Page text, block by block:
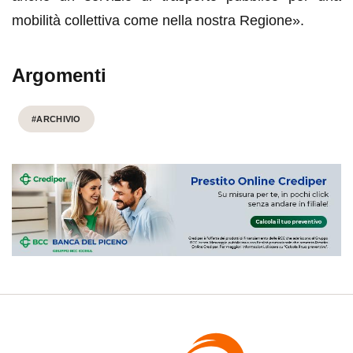
mobilità collettiva come nella nostra Regione».
Argomenti
#ARCHIVIO